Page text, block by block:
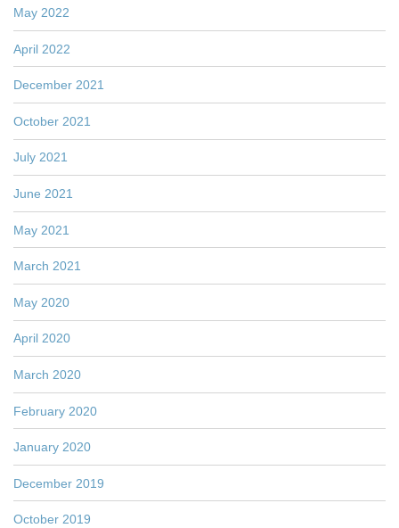
May 2022
April 2022
December 2021
October 2021
July 2021
June 2021
May 2021
March 2021
May 2020
April 2020
March 2020
February 2020
January 2020
December 2019
October 2019